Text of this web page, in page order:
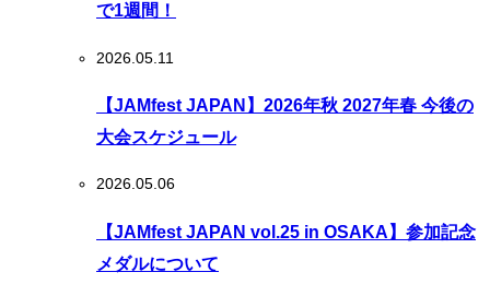
で1週間！
2026.05.11
【JAMfest JAPAN】2026年秋 2027年春 今後の
大会スケジュール
2026.05.06
【JAMfest JAPAN vol.25 in OSAKA】参加記念
メダルについて